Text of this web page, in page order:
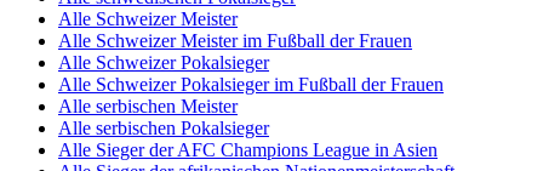
Alle Schweizer Meister
Alle Schweizer Meister im Fußball der Frauen
Alle Schweizer Pokalsieger
Alle Schweizer Pokalsieger im Fußball der Frauen
Alle serbischen Meister
Alle serbischen Pokalsieger
Alle Sieger der AFC Champions League in Asien